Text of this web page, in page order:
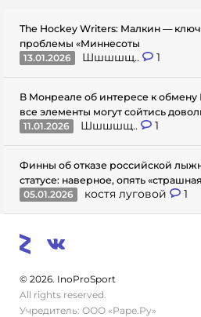
The Hockey Writers: Малкин —
проблемы «Миннесоты
13.01.2026
Шшшшщ.. 1
В Монреале об интересе к обмену
все элементы могут сойтись
11.01.2026
Шшшшщ.. 1
Финны об отказе российской
статусе: наверное, опять
05.01.2026
костя луговой 1
© 2026. InoProSport
All rights reserved.
Учредитель: ООО «Раре.Ру»